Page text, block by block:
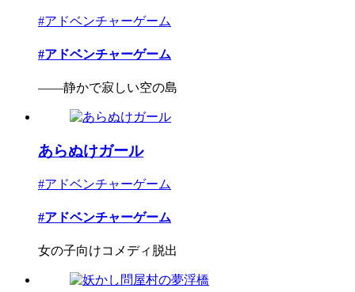
#アドベンチャーゲーム
#アドベンチャーゲーム
――静かで寂しい空の島
あらぬけガール
#アドベンチャーゲーム
#アドベンチャーゲーム
女の子向けコメディ脱出